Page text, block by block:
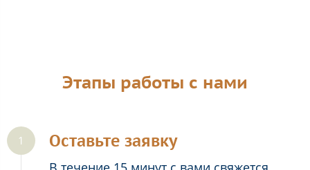
Этапы работы с нами
Оставьте заявку